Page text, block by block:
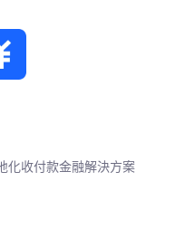
化收付款金融解決方案